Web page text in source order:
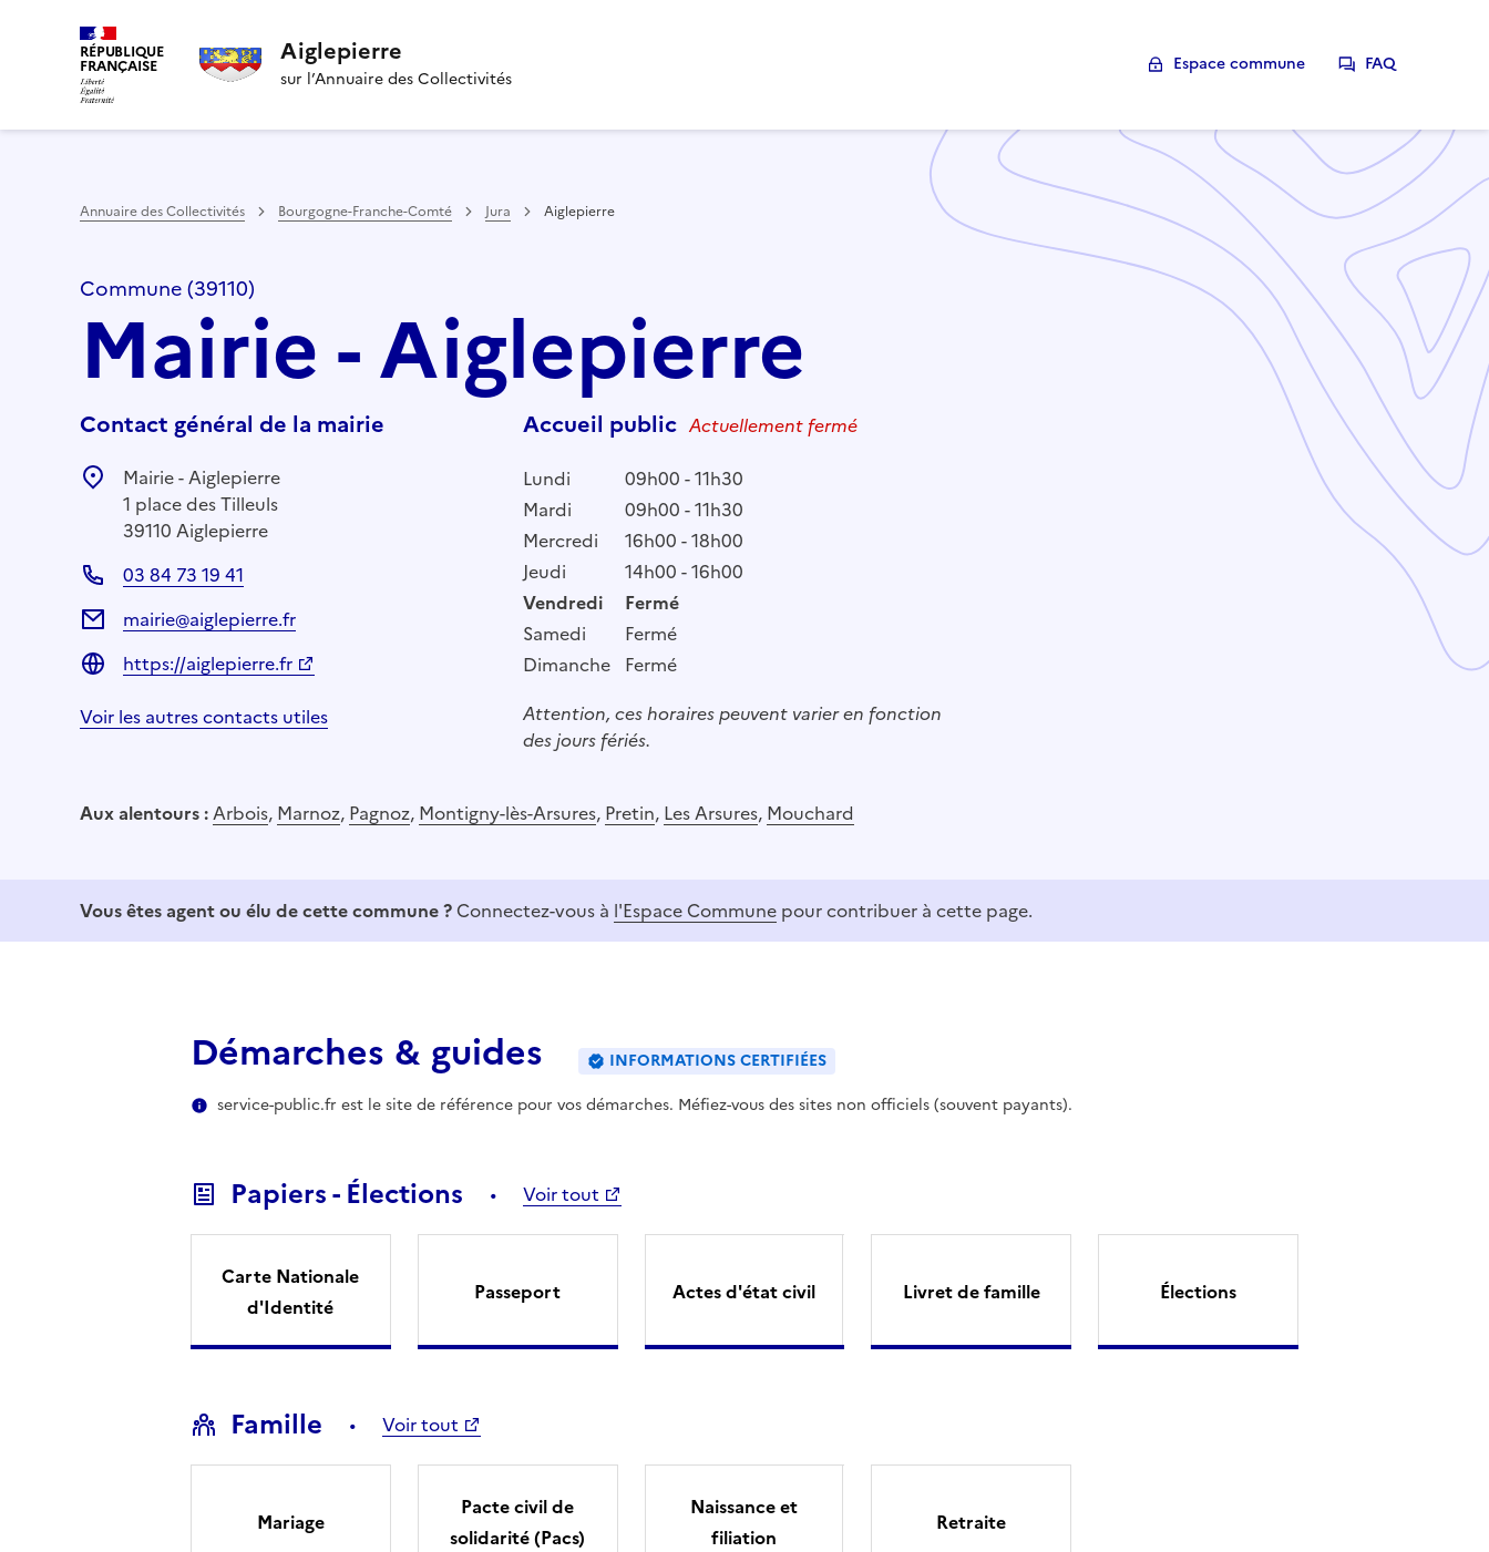
RÉPUBLIQUE
FRANÇAISE Aiglepierre
sur l’Annuaire des Collectivités
Espace commune FAQ
Annuaire des Collectivités Bourgogne-Franche-Comté Jura Aiglepierre
Commune (39110)
Mairie - Aiglepierre
Contact général de la mairie
Mairie - Aiglepierre
1 place des Tilleuls
39110 Aiglepierre
03 84 73 19 41
mairie@aiglepierre.fr
https://aiglepierre.fr
Voir les autres contacts utiles
Accueil public Actuellement fermé
Lundi
09h00 - 11h30
Mardi
09h00 - 11h30
Mercredi
16h00 - 18h00
Jeudi
14h00 - 16h00
Vendredi
Fermé
Samedi
Fermé
Dimanche Fermé
Attention, ces horaires peuvent varier en fonction
des jours fériés.
Aux alentours :Arbois, Marnoz, Pagnoz, Montigny-lès-Arsures, Pretin, Les Arsures, Mouchard
Vous êtes agent ou élu de cette commune ? Connectez-vous à l'Espace Commune pour contribuer à cette page.
Démarches & guides
INFORMATIONS CERTIFIÉES
service-public.fr est le site de référence pour vos démarches. Méfiez-vous des sites non officiels (souvent payants).
Papiers - Élections Voir tout
Carte Nationale
d'Identité
Passeport Actes d'état civil Livret de famille Élections
Famille Voir tout
Mariage
Pacte civil de
solidarité (Pacs)
Naissance et
filiation
Retraite